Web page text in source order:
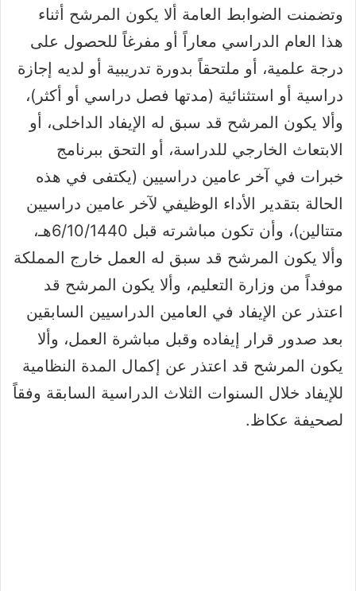
وتضمنت الضوابط العامة ألا يكون المرشح أثناء
هذا العام الدراسي معاراً أو مفرغاً للحصول على
درجة علمية، أو ملتحقاً بدورة تدريبية أو لديه إجازة
دراسية أو استثنائية (مدتها فصل دراسي أو أكثر)،
وألا يكون المرشح قد سبق له الإيفاد الداخلى، أو
الابتعاث الخارجي للدراسة، أو التحق ببرنامج
خبرات في آخر عامين دراسيين (يكتفى في هذه
الحالة بتقدير الأداء الوظيفي لآخر عامين دراسيين
متتالين)، وأن تكون مباشرته قبل 6/10/1440هـ،
وألا يكون المرشح قد سبق له العمل خارج المملكة
موفداً من وزارة التعليم، وألا يكون المرشح قد
اعتذر عن الإيفاد في العامين الدراسيين السابقين
بعد صدور قرار إيفاده وقبل مباشرة العمل، وألا
يكون المرشح قد اعتذر عن إكمال المدة النظامية
للإيفاد خلال السنوات الثلاث الدراسية السابقة وفقاً
لصحيفة عكاظ.